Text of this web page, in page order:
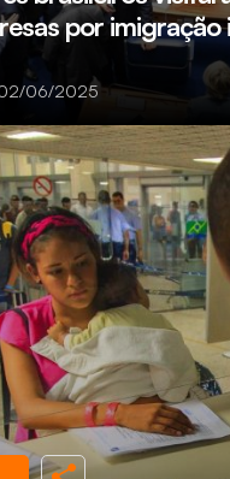
por imigração
06/2025